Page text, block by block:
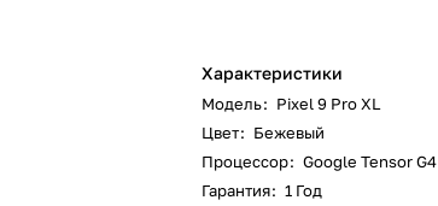
Характеристики
Модель: Pixel 9 Pro XL
Цвет: Бежевый
Процессор: Google Tensor G4
Гарантия: 1 Год